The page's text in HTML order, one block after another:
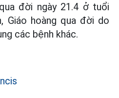
đời ngày 21.4 ở tuổi
Giáo hoàng qua đời do
các bệnh khác.